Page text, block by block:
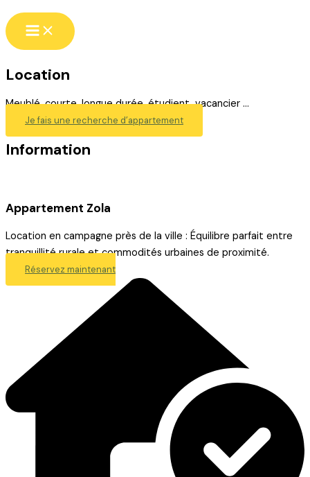
Aller
au
contenu
Location
Meublé, courte, longue durée, étudient, vacancier …
Je fais une recherche d’appartement
Information
Appartement Zola
Location en campagne près de la ville : Équilibre parfait entre
tranquillité rurale et commodités urbaines de proximité.
Réservez maintenant